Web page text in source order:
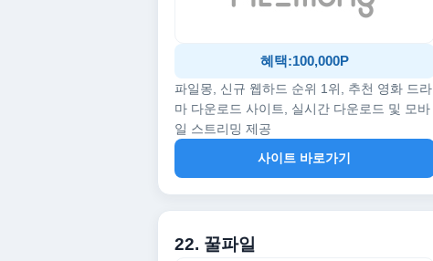
혜택:100,000P
파일몽, 신규 웹하드 순위 1위, 추천 영화 드라
마 다운로드 사이트, 실시간 다운로드 및 모바
일 스트리밍 제공
사이트 바로가기
22. 꿀파일